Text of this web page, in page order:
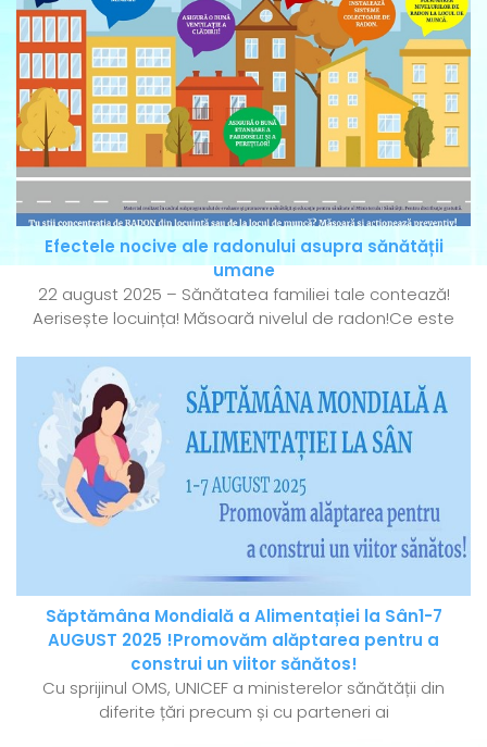
Efectele nocive ale radonului asupra sănătății
umane
22 august 2025 – Sănătatea familiei tale contează!
Aerisește locuința! Măsoară nivelul de radon!Ce este
Săptămâna Mondială a Alimentației la Sân1-7
AUGUST 2025 !Promovăm alăptarea pentru a
construi un viitor sănătos!
Cu sprijinul OMS, UNICEF a ministerelor sănătății din
diferite țări precum și cu parteneri ai